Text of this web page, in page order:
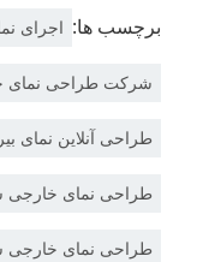
برچسب ها: اجرای
شرکت طراحی نمای
طراحی آنلاین نمای
طراحی نمای خارجی
طراحی نمای خارجی